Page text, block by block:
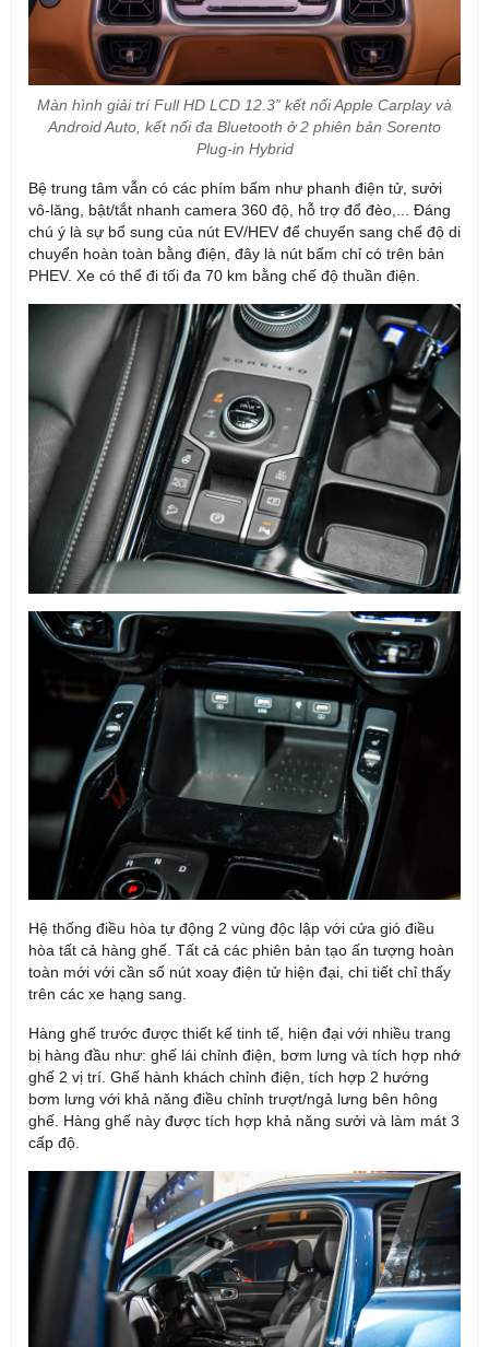
Màn hình giải trí Full HD LCD 12.3” kết nối Apple Carplay và
Android Auto, kết nối đa Bluetooth ở 2 phiên bản Sorento
Plug-in Hybrid
Bệ trung tâm vẫn có các phím bấm như phanh điện tử, sưởi
vô-lăng, bật/tắt nhanh camera 360 độ, hỗ trợ đổ đèo,... Đáng
chú ý là sự bổ sung của nút EV/HEV để chuyển sang chế độ di
chuyển hoàn toàn bằng điện, đây là nút bấm chỉ có trên bản
PHEV. Xe có thể đi tối đa 70 km bằng chế độ thuần điện.
Hệ thống điều hòa tự động 2 vùng độc lập với cửa gió điều
hòa tất cả hàng ghế. Tất cả các phiên bản tạo ấn tượng hoàn
toàn mới với cần số nút xoay điện tử hiện đại, chi tiết chỉ thấy
trên các xe hạng sang.
Hàng ghế trước được thiết kế tinh tế, hiện đại với nhiều trang
bị hàng đầu như: ghế lái chỉnh điện, bơm lưng và tích hợp nhớ
ghế 2 vị trí. Ghế hành khách chỉnh điện, tích hợp 2 hướng
bơm lưng với khả năng điều chỉnh trượt/ngả lưng bên hông
ghế. Hàng ghế này được tích hợp khả năng sưởi và làm mát 3
cấp độ.